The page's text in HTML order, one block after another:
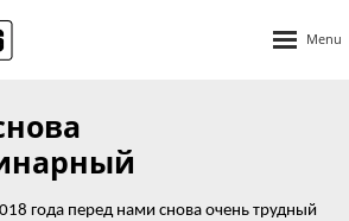
года перед нами снова очень трудный